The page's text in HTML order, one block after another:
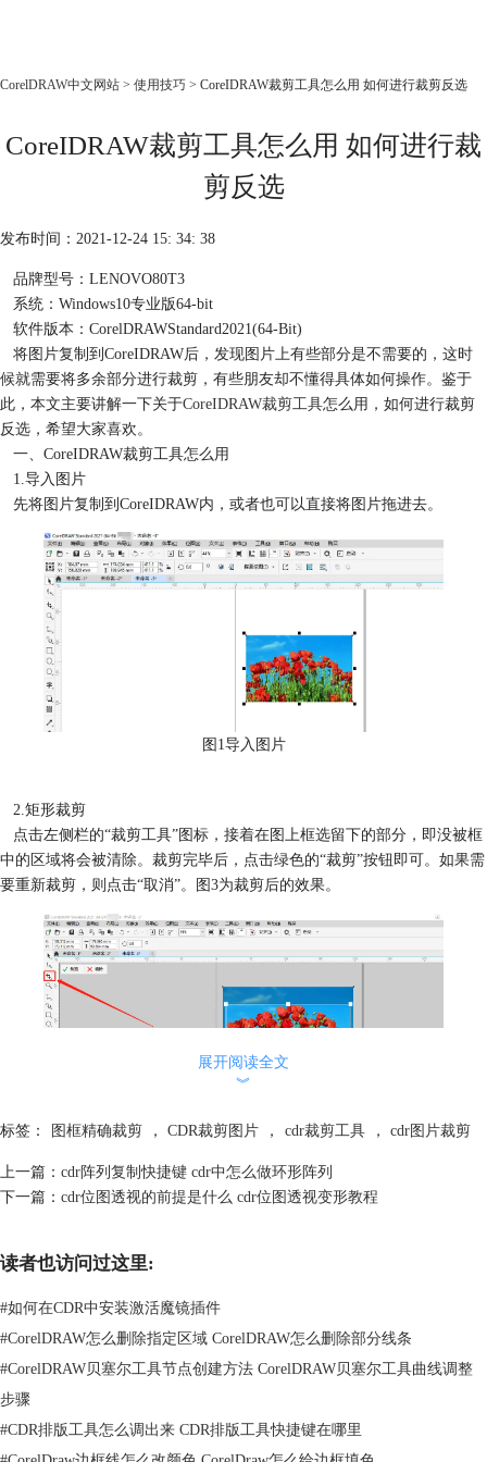
产品
下载
购买
CorelDRAW中文网站 > 使用技巧 > CoreIDRAW裁剪工具怎么用 如何进行裁剪反选
CoreIDRAW裁剪工具怎么用 如何进行裁
剪反选
发布时间：2021-12-24 15: 34: 38
品牌型号：LENOVO80T3
系统：Windows10专业版64-bit
软件版本：CorelDRAWStandard2021(64-Bit)
将图片复制到CoreIDRAW后，发现图片上有些部分是不需要的，这时
候就需要将多余部分进行裁剪，有些朋友却不懂得具体如何操作。鉴于
此，本文主要讲解一下关于CoreIDRAW裁剪工具怎么用，如何进行裁剪
反选，希望大家喜欢。
一、CoreIDRAW裁剪工具怎么用
1.导入图片
先将图片复制到CoreIDRAW内，或者也可以直接将图片拖进去。
图1导入图片
2.矩形裁剪
点击左侧栏的“裁剪工具”图标，接着在图上框选留下的部分，即没被框
中的区域将会被清除。裁剪完毕后，点击绿色的“裁剪”按钮即可。如果需
要重新裁剪，则点击“取消”。图3为裁剪后的效果。
图2裁剪
图3裁剪后的效果
展开阅读全文
︾
标签： 图框精确裁剪 ， CDR裁剪图片 ， cdr裁剪工具 ， cdr图片裁剪
上一篇： cdr阵列复制快捷键 cdr中怎么做环形阵列
下一篇： cdr位图透视的前提是什么 cdr位图透视变形教程
读者也访问过这里:
#如何在CDR中安装激活魔镜插件
#CorelDRAW怎么删除指定区域 CorelDRAW怎么删除部分线条
#CorelDRAW贝塞尔工具节点创建方法 CorelDRAW贝塞尔工具曲线调整
步骤
#CDR排版工具怎么调出来 CDR排版工具快捷键在哪里